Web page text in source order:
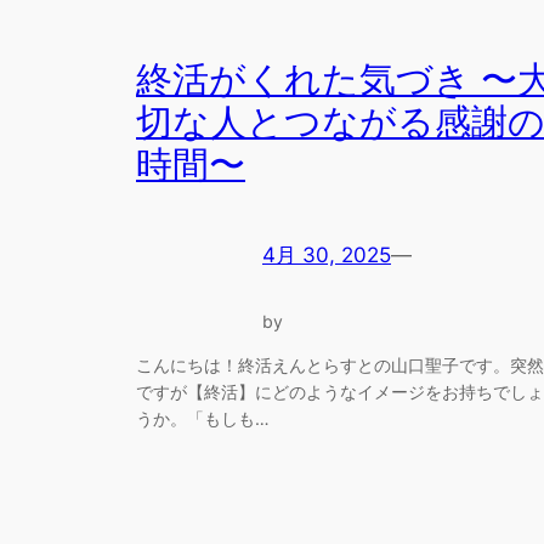
終活がくれた気づき 〜
切な人とつながる感謝の
時間〜
4月 30, 2025—
by
こんにちは！終活えんとらすとの山口聖子です。突然
ですが【終活】にどのようなイメージをお持ちでしょ
うか。「もしも…